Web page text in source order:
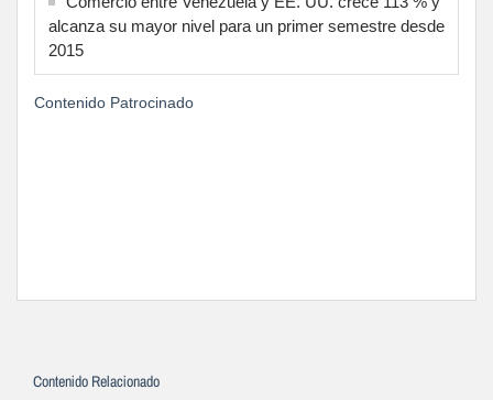
alcanza su mayor nivel para un primer semestre desde
2015
Contenido Patrocinado
Contenido Relacionado